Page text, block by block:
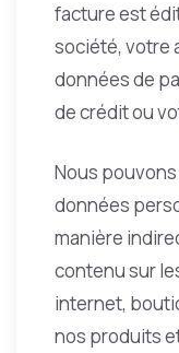
facture est
société, votre
données de
de crédit ou
Nous
données
manière
contenu sur
internet,
nos produits